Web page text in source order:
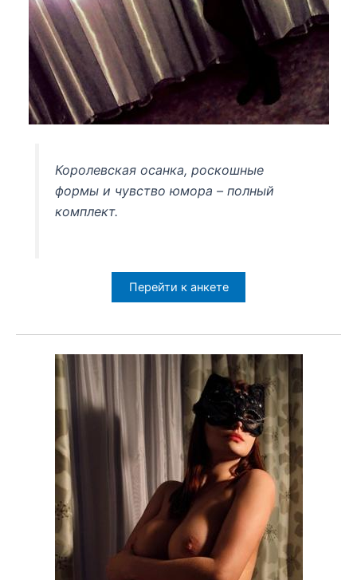
Королевская осанка, роскошные
формы и чувство юмора – полный
комплект.
Перейти к анкете